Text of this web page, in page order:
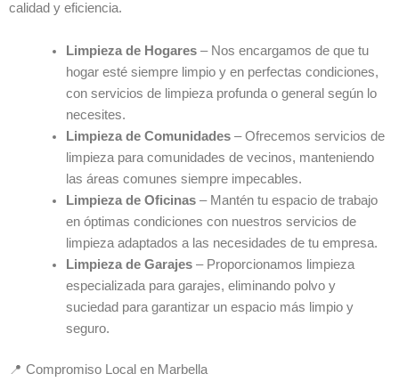
calidad y eficiencia.
Limpieza de Hogares– Nos encargamos de que tu
hogar esté siempre limpio y en perfectas condiciones,
con servicios de limpieza profunda o general según lo
necesites.
Limpieza de Comunidades– Ofrecemos servicios de
limpieza para comunidades de vecinos, manteniendo
las áreas comunes siempre impecables.
Limpieza de Oficinas– Mantén tu espacio de trabajo
en óptimas condiciones con nuestros servicios de
limpieza adaptados a las necesidades de tu empresa.
Limpieza de Garajes– Proporcionamos limpieza
especializada para garajes, eliminando polvo y
suciedad para garantizar un espacio más limpio y
seguro.
📍 Compromiso Local en Marbella